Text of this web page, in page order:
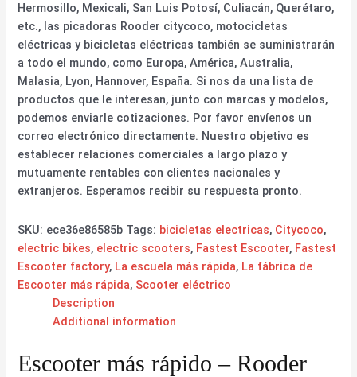
Hermosillo, Mexicali, San Luis Potosí, Culiacán, Querétaro,
etc., las picadoras Rooder citycoco, motocicletas
eléctricas y bicicletas eléctricas también se suministrarán
a todo el mundo, como Europa, América, Australia,
Malasia, Lyon, Hannover, España. Si nos da una lista de
productos que le interesan, junto con marcas y modelos,
podemos enviarle cotizaciones. Por favor envíenos un
correo electrónico directamente. Nuestro objetivo es
establecer relaciones comerciales a largo plazo y
mutuamente rentables con clientes nacionales y
extranjeros. Esperamos recibir su respuesta pronto.
SKU: ece36e86585b Tags: bicicletas electricas, Citycoco,
electric bikes, electric scooters, Fastest Escooter, Fastest
Escooter factory, La escuela más rápida, La fábrica de
Escooter más rápida, Scooter eléctrico
Description
Additional information
Escooter más rápido – Rooder